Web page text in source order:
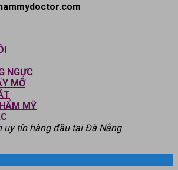
NGỰC
MỠ
MỸ
uy tín hàng đầu tại Đà Nẵng